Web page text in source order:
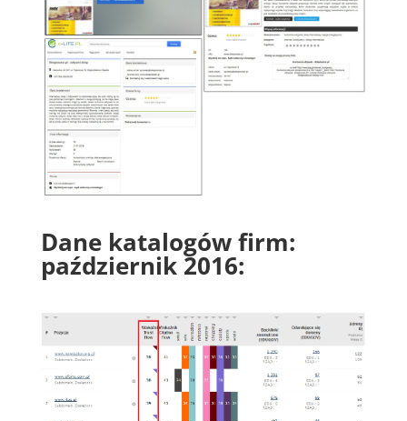
Dane katalogów firm:
październik 2016: